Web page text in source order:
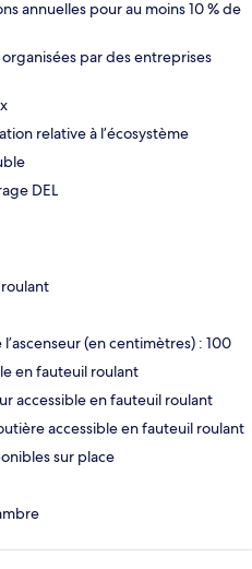
annuelles pour au moins 10 % de
par des entreprises
relative à l’écosystème
DEL
(en centimètres) : 100
en fauteuil roulant
accessible en fauteuil roulant
accessible en fauteuil roulant
sur place